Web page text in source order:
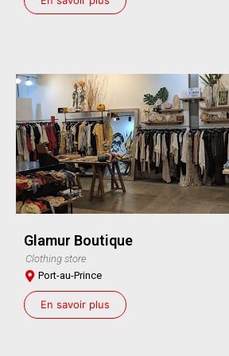
Glamur Boutique
Clothing store
Port-au-Prince
En savoir plus